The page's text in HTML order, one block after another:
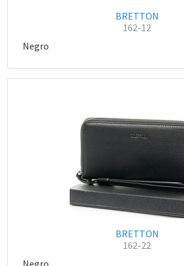
BRETTON
162-12
Negro
BRETTON
162-22
Negro